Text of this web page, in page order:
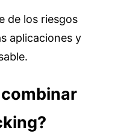
de los riesgos
aplicaciones y